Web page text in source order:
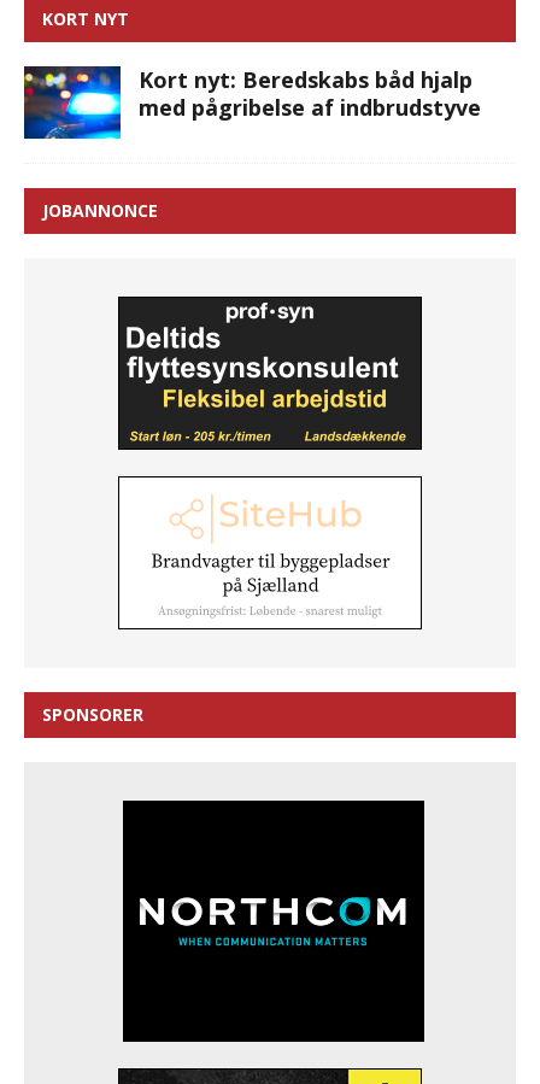
KORT NYT
Kort nyt: Beredskabs båd hjalp
med pågribelse af indbrudstyve
JOBANNONCE
SPONSORER